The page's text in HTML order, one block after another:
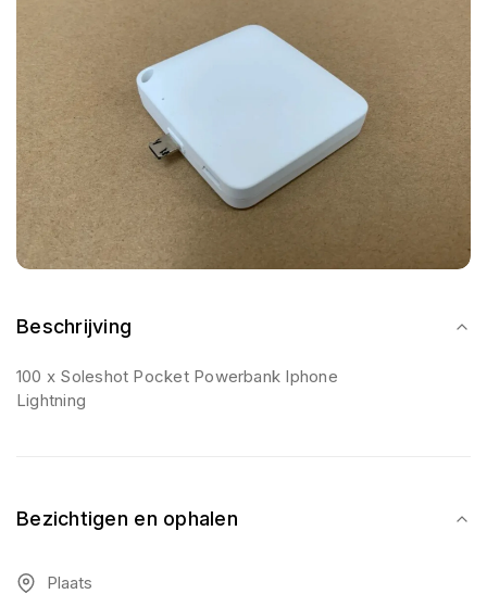
Beschrijving
100 x Soleshot Pocket Powerbank Iphone
Lightning
Bezichtigen en ophalen
Plaats